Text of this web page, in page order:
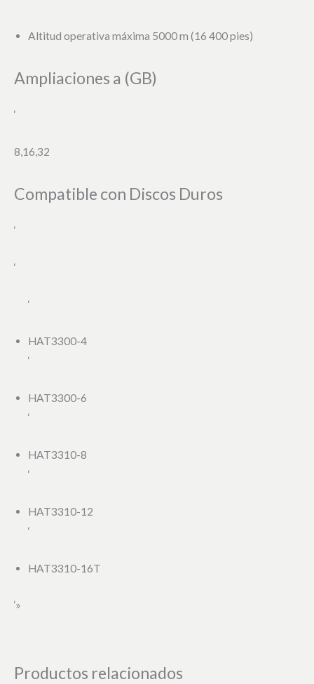
Altitud operativa máxima 5000 m (16 400 pies)
Ampliaciones a (GB)
‘
8,16,32
Compatible con Discos Duros
‘
‘
‘
HAT3300-4
‘
HAT3300-6
‘
HAT3310-8
‘
HAT3310-12
‘
HAT3310-16T
‘»
Productos relacionados